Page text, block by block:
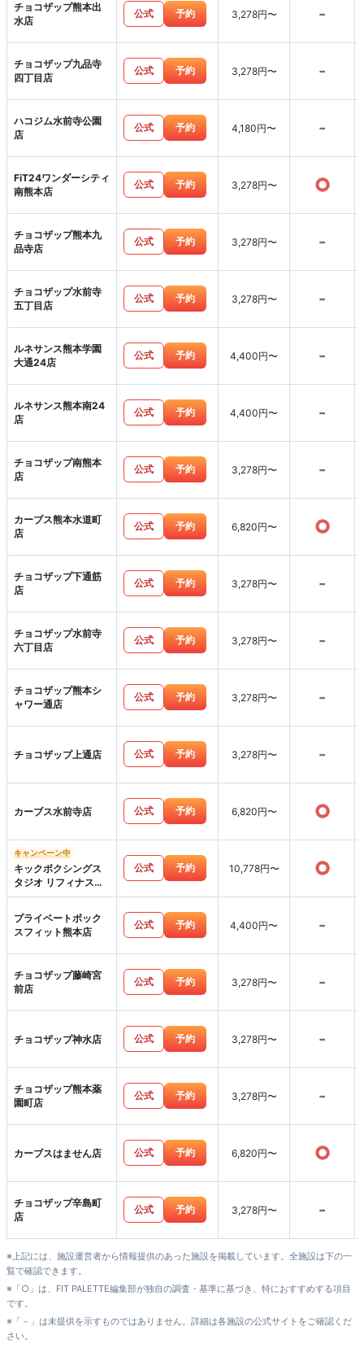
チョコザップ熊本出
水店
公式 予約 3,278円〜 -
チョコザップ九品寺
四丁目店
公式 予約 3,278円〜 -
ハコジム水前寺公園
店
公式 予約 4,180円〜 -
FiT24ワンダーシティ
南熊本店
公式 予約 3,278円〜 ○
チョコザップ熊本九
品寺店
公式 予約 3,278円〜 -
チョコザップ水前寺
五丁目店
公式 予約 3,278円〜 -
ルネサンス熊本学園
大通24店
公式 予約 4,400円〜 -
ルネサンス熊本南24
店
公式 予約 4,400円〜 -
チョコザップ南熊本
店
公式 予約 3,278円〜 -
カーブス熊本水道町
店
公式 予約 6,820円〜 ○
チョコザップ下通筋
店
公式 予約 3,278円〜 -
チョコザップ水前寺
六丁目店
公式 予約 3,278円〜 -
チョコザップ熊本シ
ャワー通店
公式 予約 3,278円〜 -
チョコザップ上通店 公式 予約 3,278円〜 -
カーブス水前寺店 公式 予約 6,820円〜 ○
キャンペーン中
キックボクシングス
タジオ リフィナス熊
本店
公式 予約 10,778円〜 ○
プライベートボック
スフィット熊本店
公式 予約 4,400円〜 -
チョコザップ藤崎宮
前店
公式 予約 3,278円〜 -
チョコザップ神水店 公式 予約 3,278円〜 -
チョコザップ熊本薬
園町店
公式 予約 3,278円〜 -
カーブスはません店 公式 予約 6,820円〜 ○
チョコザップ辛島町
店
公式 予約 3,278円〜 -
※上記には、施設運営者から情報提供のあった施設を掲載しています。全施設は下の一
覧で確認できます。
※「○」は、FIT PALETTE編集部が独自の調査・基準に基づき、特におすすめする項目
です。
※「－」は未提供を示すものではありません。詳細は各施設の公式サイトをご確認くだ
さい。